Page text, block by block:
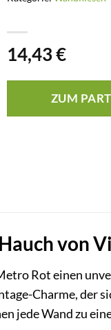
14,43€
ZUM
von
Rot einen
Charme, der
jede Wand zu